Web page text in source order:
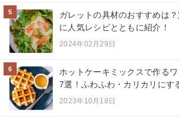
5
ガレットの具材のおすすめは
に人気レシピとともに紹介！
2024年02月29日
6
ホットケーキミックスで作る
7選！ふわふわ・カリカリにす
2023年10月18日